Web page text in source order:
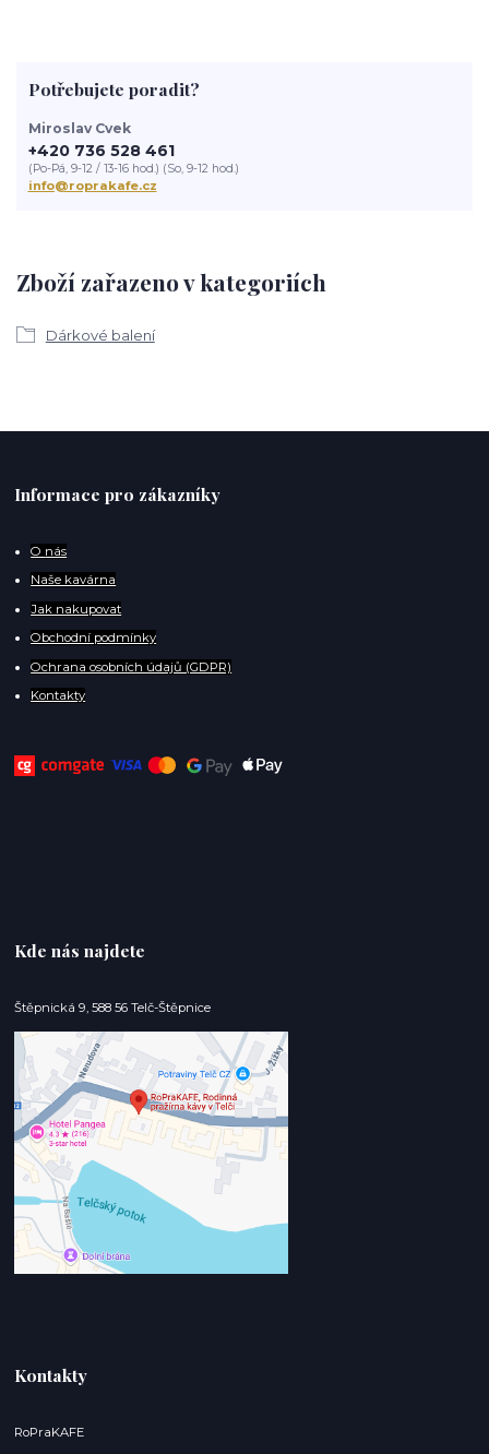
Zboží zařazeno v kategoriích
Dárkové balení
Potřebujete poradit?
Miroslav Cvek
+420 736 528 461
(Po-Pá, 9-12 / 13-16 hod.) (So, 9-12 hod.)
info@roprakafe.cz
Informace pro zákazníky
O nás
Naše kavárna
Jak nakupovat
Obchodní podmínky
Ochrana osobních údajů (GDPR)
Kontakty
Kde nás najdete
Štěpnická 9, 588 56 Telč-Štěpnice
Kontakty
RoPraKAFE